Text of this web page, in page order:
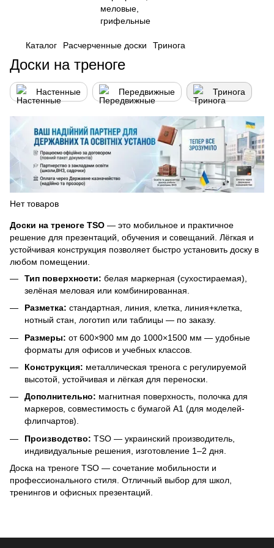
Каталог Расчерченные доски Тринога
Доски на треноге
Настенные Передвижные Тринога
Нет товаров
Доски на треноге TSO — это мобильное и практичное
решение для презентаций, обучения и совещаний. Лёгкая и
устойчивая конструкция позволяет быстро установить доску в
любом помещении.
Тип поверхности: белая маркерная (сухостираемая),
зелёная меловая или комбинированная.
Разметка: стандартная, линия, клетка, линия+клетка,
нотный стан, логотип или таблицы — по заказу.
Размеры: от 600×900 мм до 1000×1500 мм — удобные
форматы для офисов и учебных классов.
Конструкция: металлическая тренога с регулируемой
высотой, устойчивая и лёгкая для переноски.
Дополнительно: магнитная поверхность, полочка для
маркеров, совместимость с бумагой А1 (для моделей-
флипчартов).
Производство: TSO — украинский производитель,
индивидуальные решения, изготовление 1–2 дня.
Доска на треноге TSO — сочетание мобильности и
профессионального стиля. Отличный выбор для школ,
тренингов и офисных презентаций.